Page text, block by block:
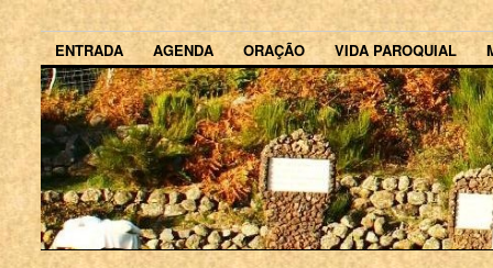
ENTRADA AGENDA ORAÇÃO VIDA PAROQUIAL